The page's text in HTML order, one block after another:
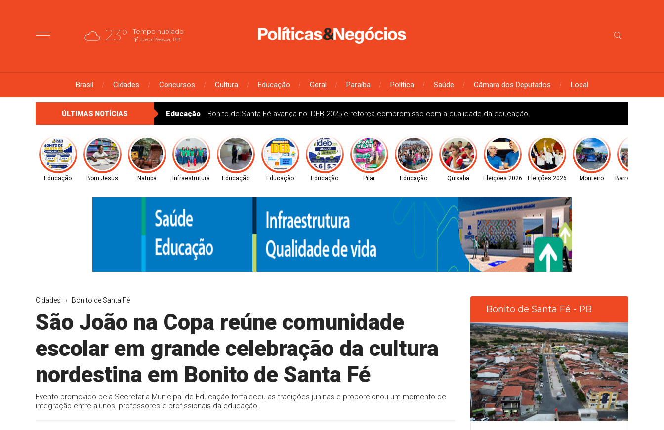
23° Tempo nublado
João Pessoa, PB
Brasil Cidades Concursos Cultura Educação Geral Paraíba Política Saúde Câmara dos Deputados Local
ÚLTIMAS NOTÍCIAS Educação Bonito de Santa Fé avança no IDEB 2025 e reforça compromisso com a qualidade da educação
Educação Bom Jesus Natuba Infraestrutura Educação Educação Educação Pilar Educação Quixaba Eleições 2026 Eleições 2026 Monteiro Barra de Santa
Cidades Bonito de Santa Fé
São João na Copa reúne comunidade
escolar em grande celebração da cultura
nordestina em Bonito de Santa Fé
Evento promovido pela Secretaria Municipal de Educação fortaleceu as tradições juninas e proporcionou um momento de
integração entre alunos, professores e profissionais da educação.
Bonito de Santa Fé - PB